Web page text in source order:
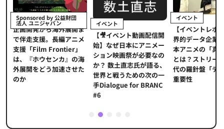
Sponsored by 公益財団
法人 ユニジャパン
企画開発から海外展開ま
で伴走支援。長編アニメ
支援「Film Frontier」
は、『ホウセンカ』の海
外展開をどう加速させた
のか
イベント
【🎥イベント動画配信開
始】なぜ日本にアニメー
ション映画祭が必要なの
か？ 数土直志氏が語る、
世界と戦うための次の一
手Dialogue for BRANC
#6
イベント
【イベントレポ
界的データ企業
本アニメの「真
とは？ストリー
代の羅針盤「デ
重要性
2